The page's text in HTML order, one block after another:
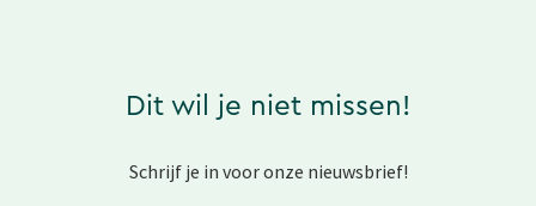
Dit wil je niet missen!
Schrijf je in voor onze nieuwsbrief!